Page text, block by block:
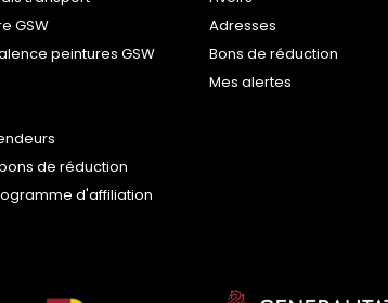
GSW
peintures GSW
de réduction
d'affiliation
Adresses
Bons de réduction
Mes alertes